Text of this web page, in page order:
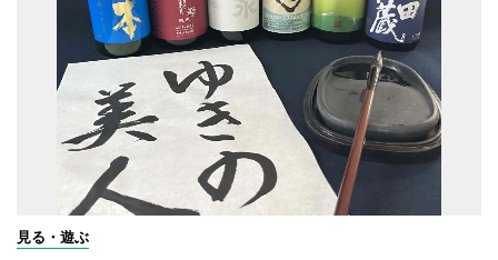
見る・遊ぶ